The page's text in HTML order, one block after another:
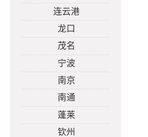
连云港
龙口
茂名
宁波
南京
南通
蓬莱
钦州